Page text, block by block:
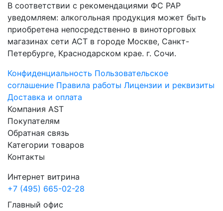
В соответствии с рекомендациями ФС РАР
уведомляем: алкогольная продукция может быть
приобретена непосредственно в виноторговых
магазинах сети АСТ в городе Москве, Санкт-
Петербурге, Краснодарском крае. г. Сочи.
Конфиденциальность Пользовательское
соглашение Правила работы Лицензии и реквизиты
Доставка и оплата
Компания AST
Покупателям
Обратная связь
Категории товаров
Контакты
Интернет витрина
+7 (495) 665-02-28
Главный офис